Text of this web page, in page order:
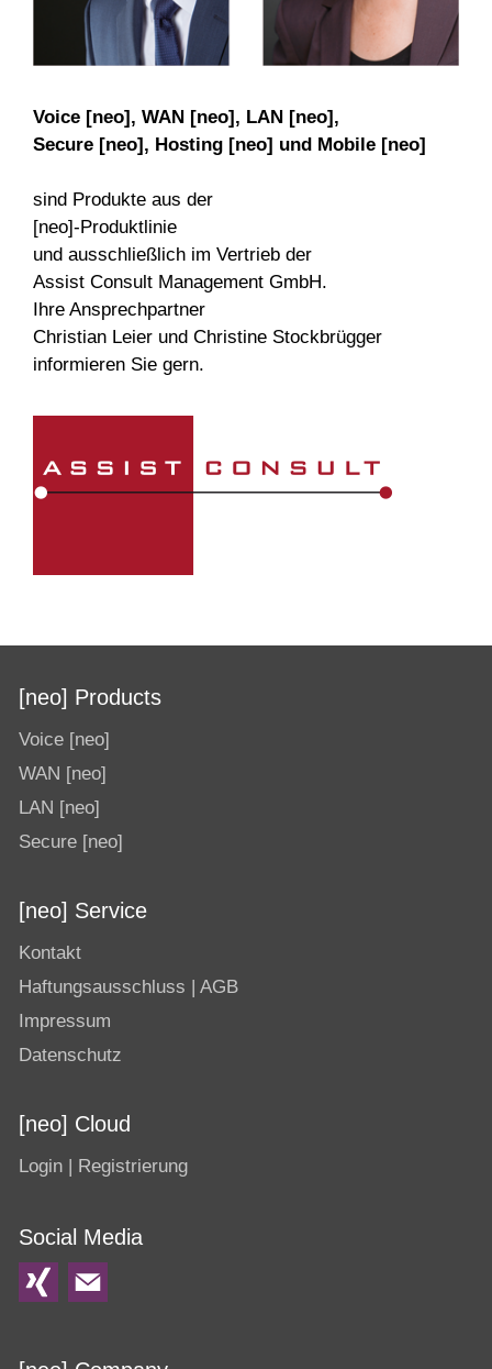
Voice [neo], WAN [neo], LAN [neo],
Secure [neo], Hosting [neo] und Mobile [neo]
sind Produkte aus der
[neo]-Produktlinie
und ausschließlich im Vertrieb der
Assist Consult Management GmbH.
Ihre Ansprechpartner
Christian Leier und Christine Stockbrügger
informieren Sie gern.
[neo] Products
Voice [neo]
WAN [neo]
LAN [neo]
Secure [neo]
[neo] Service
Kontakt
Haftungsausschluss | AGB
Impressum
Datenschutz
[neo] Cloud
Login | Registrierung
Social Media